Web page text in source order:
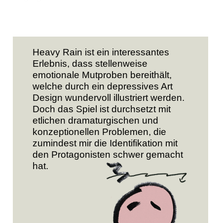
Heavy Rain ist ein interessantes
Erlebnis, dass stellenweise
emotionale Mutproben bereithält,
welche durch ein depressives Art
Design wundervoll illustriert werden.
Doch das Spiel ist durchsetzt mit
etlichen dramaturgischen und
konzeptionellen Problemen, die
zumindest mir die Identifikation mit
den Protagonisten schwer gemacht
hat.